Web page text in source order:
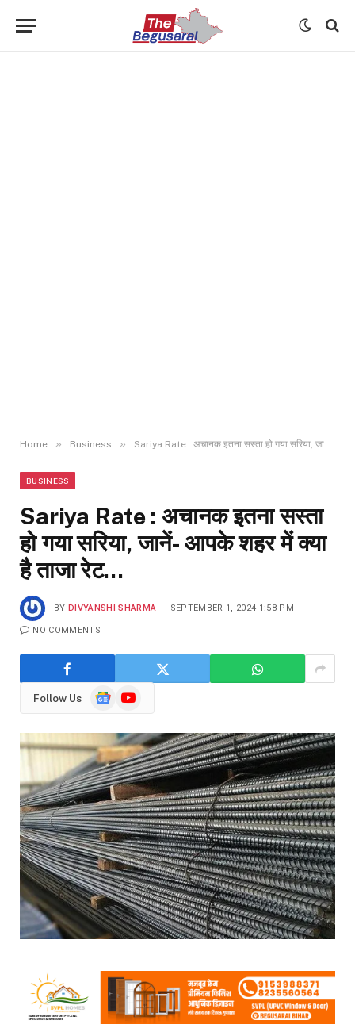
Home » Business » Sariya Rate : अचानक इतना सस्ता हो गया सरिया, जानें- आपके शहर में क्या है ताजा रेट…
BUSINESS
Sariya Rate : अचानक इतना सस्ता
हो गया सरिया, जानें- आपके शहर में क्या
है ताजा रेट…
BY DIVYANSHI SHARMA SEPTEMBER 1, 2024 1:58 PM
NO COMMENTS
Follow Us
GoogleYouTube